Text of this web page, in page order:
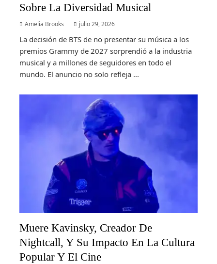
Sobre La Diversidad Musical
Amelia Brooks julio 29, 2026
La decisión de BTS de no presentar su música a los
premios Grammy de 2027 sorprendió a la industria
musical y a millones de seguidores en todo el
mundo. El anuncio no solo refleja ...
Muere Kavinsky, Creador De
Nightcall, Y Su Impacto En La Cultura
Popular Y El Cine